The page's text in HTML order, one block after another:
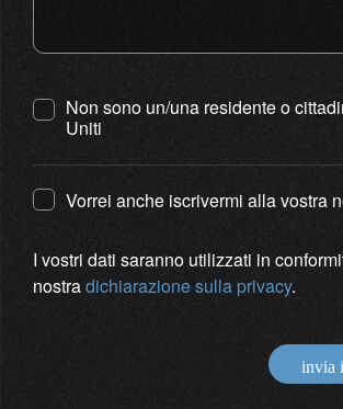
Non sono un/una residente o
Uniti
Vorrei anche iscrivermi alla vostra
I vostri dati saranno utilizzati in
nostradichiarazione sulla privacy.
invia